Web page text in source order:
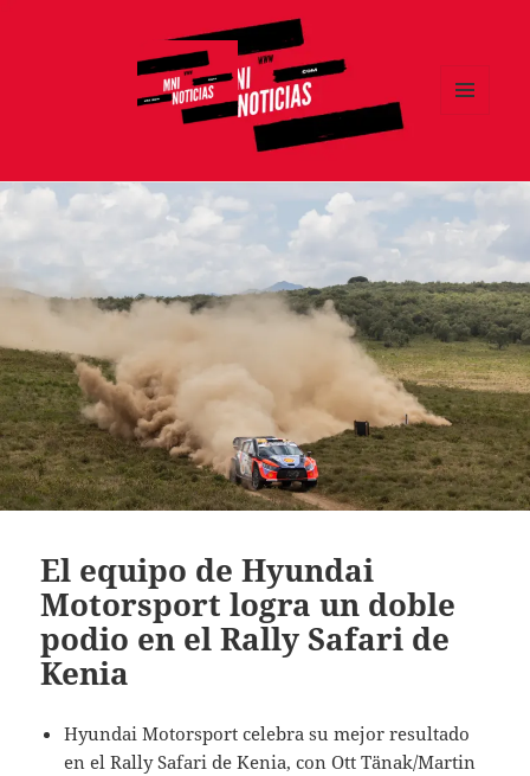
El equipo de Hyundai
Motorsport logra un doble
podio en el Rally Safari de
Kenia
Hyundai Motorsport celebra su mejor resultado
en el Rally Safari de Kenia, con Ott Tänak/Martin